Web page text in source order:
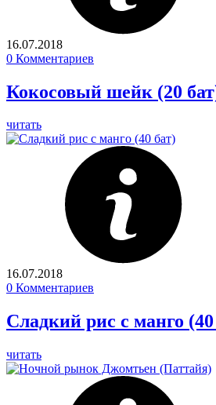
16.07.2018
0 Комментариев
Кокосовый шейк (20
читать
16.07.2018
0 Комментариев
Сладкий рис с манго (40
читать